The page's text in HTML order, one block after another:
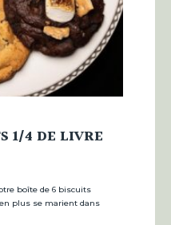
1/4 DE LIVRE
boîte de 6 biscuits
plus se marient dans